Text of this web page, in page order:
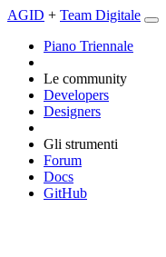
AGID + Team Digitale
Piano Triennale
Le community
Developers
Designers
Gli strumenti
Forum
Docs
GitHub